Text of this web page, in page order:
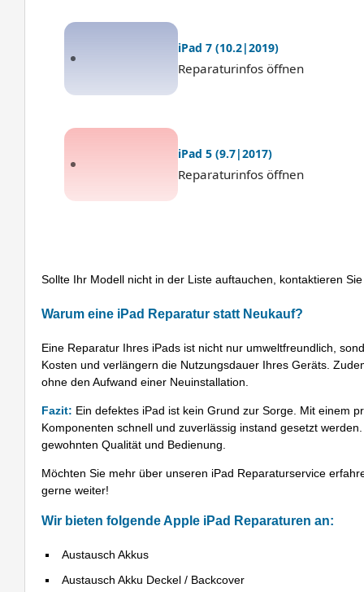
iPad 7 (10.2|2019)
Reparaturinfos öffnen
iPad 5 (9.7|2017)
Reparaturinfos öffnen
Sollte Ihr Modell nicht in der Liste auftauchen, kontaktieren
Warum eine iPad Reparatur statt Neukauf?
Eine Reparatur Ihres iPads ist nicht nur umweltfreundlich,
Kosten und verlängern die Nutzungsdauer Ihres Geräts.
ohne den Aufwand einer Neuinstallation.
Fazit: Ein defektes iPad ist kein Grund zur Sorge. Mit einem
Komponenten schnell und zuverlässig instand gesetzt
gewohnten Qualität und Bedienung.
Möchten Sie mehr über unseren iPad Reparaturservice
gerne weiter!
Wir bieten folgende Apple iPad Reparaturen an:
Austausch Akkus
Austausch Akku Deckel / Backcover